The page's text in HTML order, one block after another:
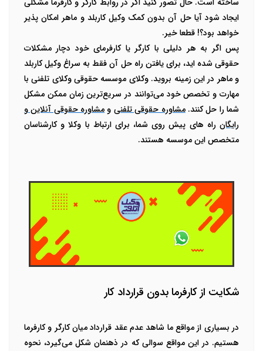
ایجاد شود آیا حل آن بدون کمک وکیل کاربلد و ماهر امکان پذیر
خواهد بود؟! قطعا خیر.
پس اگر به هر دلیلی با کارگر یا کارفرمای خود دچار مشکلات
حقوقی شده اید، برای یافتن راه حل آن فقط به سراغ وکیل کاربلد
و ماهر در این زمینه بروید. وکلای موسسه حقوقی وکلای تلفنی با
مهارت و تخصص خود می‌توانند در سریع‌ترین زمان ممکن مشکل
شما را حل کنند. مشاوره حقوقی تلفنی و مشاوره حقوقی آنلاین و
رایگان راه های پیش روی شما، برای ارتباط با وکلا و کارشناسان
متخصص این موسسه هستند.
شکایت از کارفرما بدون قرارداد کار
در بسیاری از مواقع ما شاهد عدم عقد قرارداد میان کارگر و کارفرما
هستیم. در این مواقع سوالی که در ذهنمان شکل می‌گیرد، نحوه